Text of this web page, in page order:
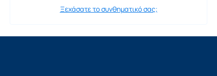
Ξεχάσατε το συνθηματικό σας;